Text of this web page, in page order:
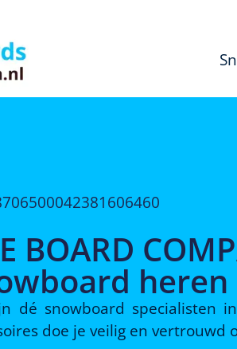
BOARD
heren
dé snowboard specialisten
doe je veilig en vertrouwd